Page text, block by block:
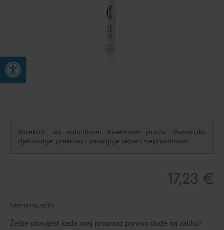
Open toolbar
Korektor sa salicilnom kiselinom pruža dvostruko
djelovanje: prekriva i smanjuje akne i nepravilnosti.
17,23 €
Nema na zalihi
Želite obavijest kada ovaj proizvod ponovo dođe na zalihu?